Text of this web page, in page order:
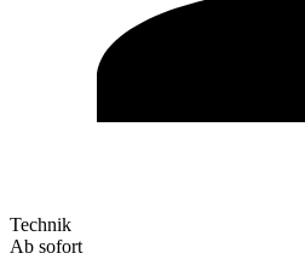
Technik
Ab sofort